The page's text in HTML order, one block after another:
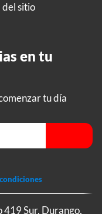
del sitio
en tu
tu día
419 Sur, Durango,